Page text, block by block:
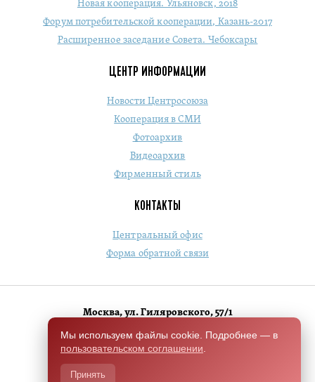
Новая кооперация. Ульяновск, 2018
Форум потребительской кооперации, Казань-2017
Расширенное заседание Совета. Чебоксары
ЦЕНТР ИНФОРМАЦИИ
Новости Центросоюза
Кооперация в СМИ
Фотоархив
Видеоархив
Фирменный стиль
КОНТАКТЫ
Центральный офис
Форма обратной связи
Москва, ул. Гиляровского, 57/1
+7 (495) 684-1803
Switch to English version
Мы используем файлы cookie. Подробнее — в
пользовательском соглашении
Принять